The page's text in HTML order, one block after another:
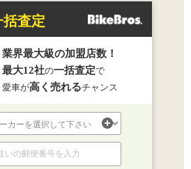
括査定
業界最大級の加盟店数！
最大12社の一括査定で
愛車が高く売れるチャンス